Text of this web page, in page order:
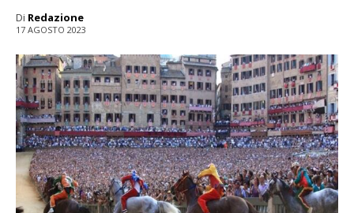
Di Redazione
17 AGOSTO 2023